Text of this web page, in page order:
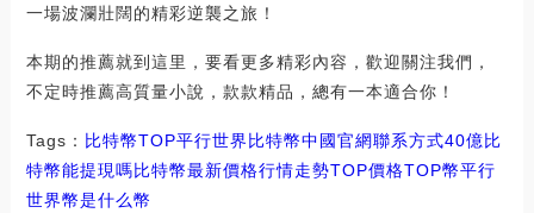
一場波瀾壯闊的精彩逆襲之旅！
本期的推薦就到這里，要看更多精彩內容，歡迎關注我們，
不定時推薦高質量小說，款款精品，總有一本適合你！
Tags： 比特幣TOP平行世界比特幣中國官網聯系方式40億比
特幣能提現嗎比特幣最新價格行情走勢TOP價格TOP幣平行
世界幣是什么幣